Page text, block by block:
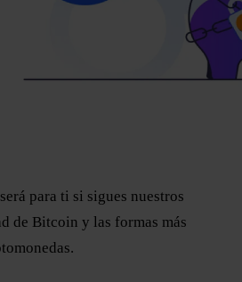
para ti si sigues nuestros
de Bitcoin y las formas más